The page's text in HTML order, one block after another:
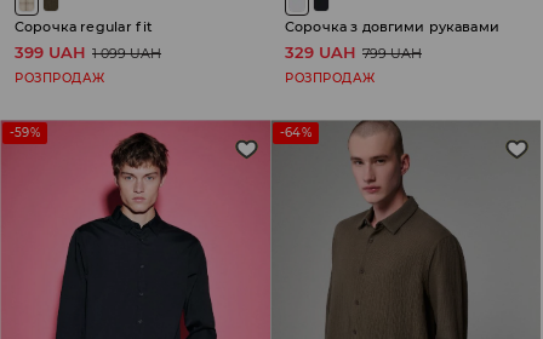
Сорочка regular fit
399 UAH 1 099 UAH
РОЗПРОДАЖ
Сорочка з довгими рукавами
329 UAH 799 UAH
РОЗПРОДАЖ
-59% -64%